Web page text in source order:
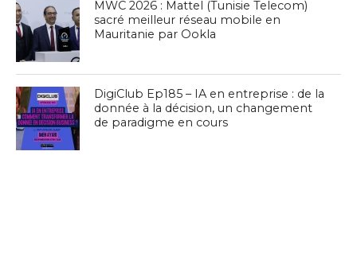
MWC 2026 : Mattel (Tunisie Telecom)
sacré meilleur réseau mobile en
Mauritanie par Ookla
DigiClub Ep185 – IA en entreprise : de la
donnée à la décision, un changement
de paradigme en cours